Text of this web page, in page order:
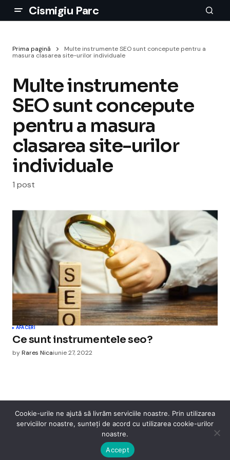
Cismigiu Parc
Prima pagină
Multe instrumente SEO sunt concepute pentru a
masura clasarea site-urilor individuale
Multe instrumente
SEO sunt concepute
pentru a masura
clasarea site-urilor
individuale
1 post
AFACERI
Ce sunt instrumentele seo?
byRares Nicaiunie 27, 2022
Cismigiu Parc
© 2024 CismigiuParc. All Rights Reserved.
ModaSarbatoriTelefoane
Cookie-urile ne ajută să livrăm serviciile noastre. Prin utilizarea
serviciilor noastre, sunteți de acord cu utilizarea cookie-urilor
noastre.
Accept